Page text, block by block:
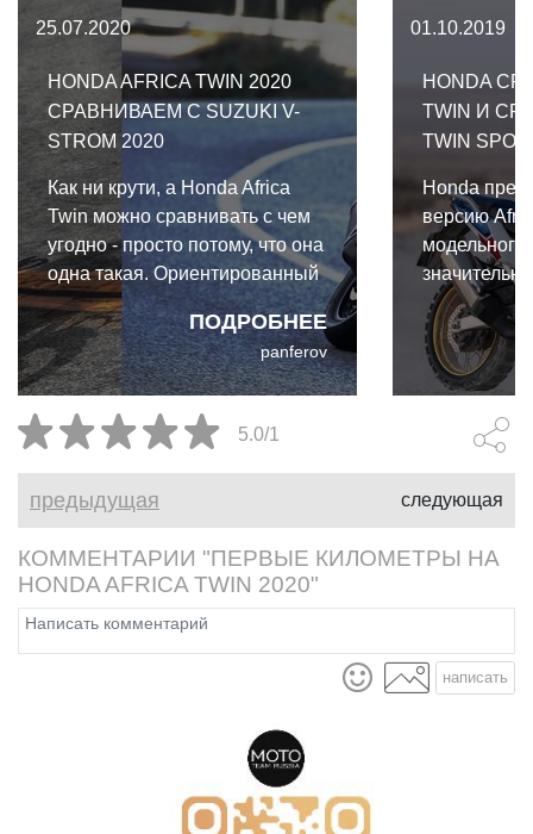
25.07.2020
HONDA AFRICA TWIN 2020
СРАВНИВАЕМ С SUZUKI V-
STROM 2020
ПОДРОБНЕЕ
Как ни крути, а Honda Africa
Twin можно сравнивать с чем
угодно - просто потому, что она
одна такая. Ориентированный
на бездорожье турэндуро от
Honda весьма хорош на
асфальте, но лучше всего
приспособлен для тех мест, где
асфальт переходит во что-то
рыхлое.
panferov
01.10.2019
HONDA
TWIN И
TWIN
Honda
версию
модельного
прошедшие
Africa Twin
фаворитом
любителей
Отличия
Africa Twin
Twin Sports
5.0/1
предыдущая следующая
КОММЕНТАРИИ "ПЕРВЫЕ КИЛОМЕТРЫ НА
HONDA AFRICA TWIN 2020"
написать